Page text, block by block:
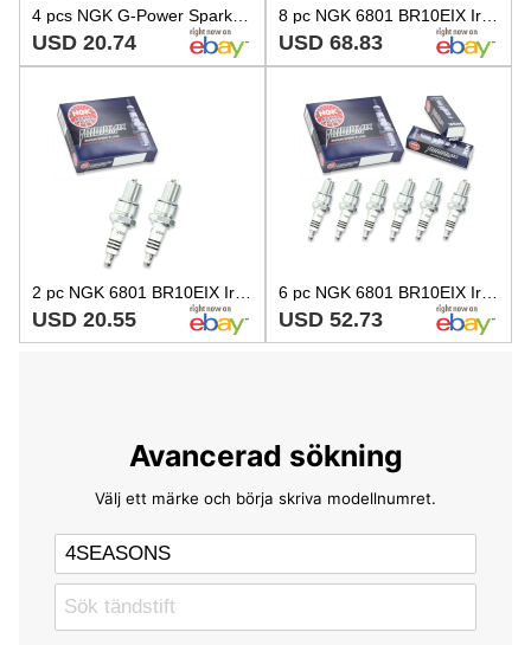
4 pcs NGK G-Power Spark Plugs for 1985 Volvo 745 2.3L L4 - Engine Kit Set go
USD 20.74 USD 68.83
2 pc NGK 6801 BR10EIX Iridium IX Spark Plugs for W34EPT W34EN W34E-ZU W32EPT dl
USD 20.55 USD 52.73
Avancerad sökning
Välj ett märke och börja skriva modellnumret.